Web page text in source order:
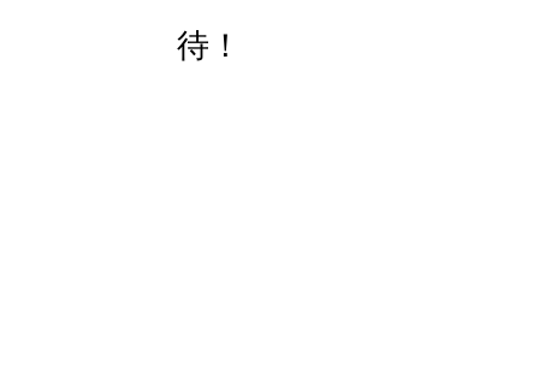
待！